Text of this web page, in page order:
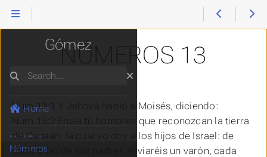
NÚMEROS 13
Num 13:1 Y Jehová habló a Moisés, diciendo:
Num 13:2 Envía tú hombres que reconozcan la tierra
de Canaán, la cual yo doy a los hijos de Israel: de
cada tribu de sus padres enviaréis un varón, cada
Reina Valera
Gómez
Search
Home
Génesis
Éxodo
Levítico
Números